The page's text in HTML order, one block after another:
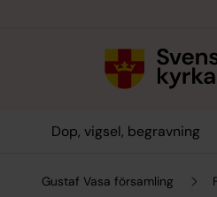
Dop, vigsel, begravning
Gustaf Vasa församling